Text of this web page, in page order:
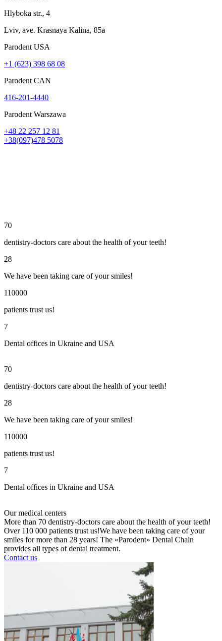
Hlyboka str., 4
Lviv, ave. Krasnaya Kalina, 85a
Parodent USА
+1 (623) 398 68 08
Parodent CAN
416-201-4440
Parodent Warszawa
+48 22 257 12 81
+38(097)478 5078
70
dentistry-doctors care about the health of your teeth!
28
​We have been taking care of your smiles!
110000
patients trust us!
7
Dental offices in Ukraine and USA
70
dentistry-doctors care about the health of your teeth!
28
​We have been taking care of your smiles!
110000
patients trust us!
7
Dental offices in Ukraine and USA
Ourmedical centers
More than 70 dentistry-doctors care about the health of your teeth!
Over 110 000 patients trust us! ​We have been taking care of your
smiles for more than 28 years​! The «Parodent» Dental Chain
provides all types of dental treatment.
Contact us